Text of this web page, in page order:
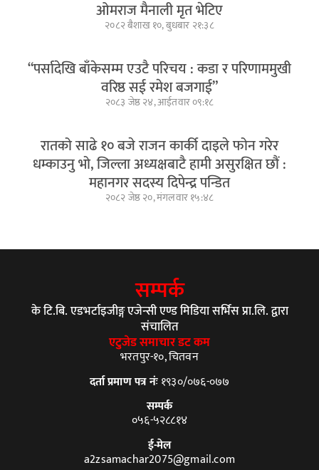
ओमराज मैनाली मृत भेटिए
२०८२ बैशाख १०, बुधबार २१:३८
“पर्सादेखि बाँकेसम्म एउटै परिचय : कडा र परिणाममुखी
वरिष्ठ सई रमेश बजगाई”
२०८३ जेष्ठ २४, आईतवार ०९:१८
रातको साढे १० बजे राजन कार्की दाइले फोन गरेर
धम्काउनु भो, जिल्ला अध्यक्षबाटै हामी असुरक्षित छौं :
महानगर सदस्य दिपेन्द्र पन्डित
२०८२ जेष्ठ २०, मंगलवार १५:४८
सम्पर्क
के टि.बि. एडभर्टाइजीङ्ग एजेन्सी एण्ड मिडिया सर्भिस प्रा.लि. द्वारा
संचालित
एटुजेड समाचार डट कम
भरतपुर-१०, चितवन
दर्ता प्रमाण पत्र नंः१९३०/०७६-०७७
सम्पर्क
०५६-५२८८१४
ई-मेल
a2zsamachar2075@gmail.com